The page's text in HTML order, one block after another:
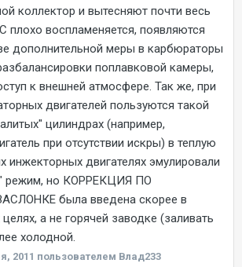
коллектор и вытесняют почти весь
плохо воспламеняется, появляются
дополнительной меры в карбюраторы
поплавковой камеры,
к внешней атмосфере. Так же, при
двигателей пользуются такой
цилиндрах (например,
при отсутствии искры) в теплую
инжекторных двигателях эмулировали
режим, но КОРРЕКЦИЯ ПО
была введена скорее в
а не горячей заводке (заливать
холодной.
2011 пользователем Влад233